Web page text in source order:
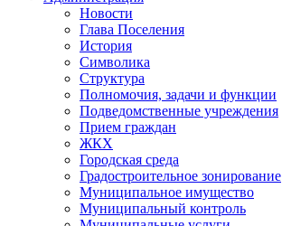
Новости
Глава Поселения
История
Символика
Структура
Полномочия, задачи и функции
Подведомственные учреждения
Прием граждан
ЖКХ
Городская среда
Градостроительное зонирование
Муниципальное имущество
Муниципальный контроль